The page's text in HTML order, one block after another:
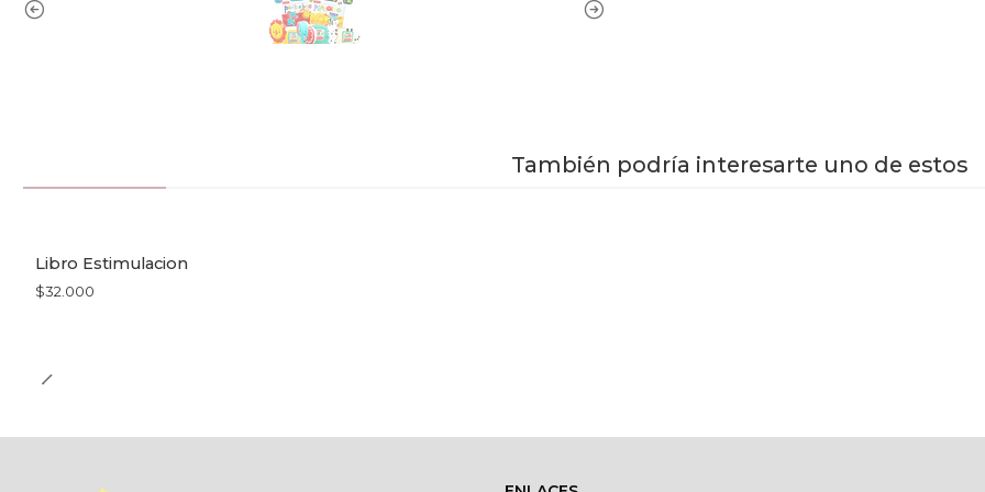
También podría interesarte uno de estos
Libro Estimulacion
$32.000